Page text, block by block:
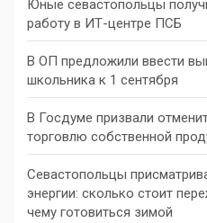
Юные севастопольцы
работу в ИТ-центре ПСБ
В ОП предложили ввести
школьника к 1 сентября
В Госдуме призвали
торговлю собственной
Севастопольцы
энергии: сколько стоит
чему готовиться зимой